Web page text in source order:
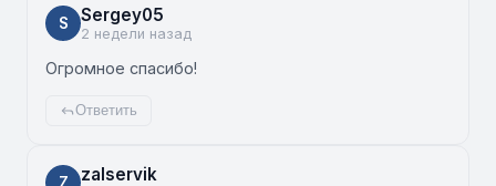
S Sergey05
2 недели назад
Огромное спасибо!
Ответить
zalservik